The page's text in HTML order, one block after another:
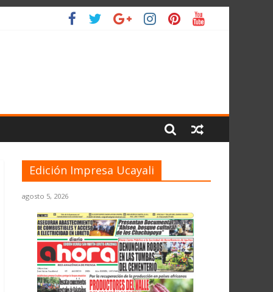
Edición Impresa Ucayali
agosto 5, 2026